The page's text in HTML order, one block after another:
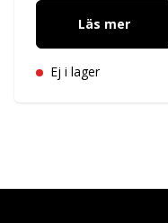
Läs mer
Ej i lager